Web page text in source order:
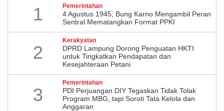
1 Pemerintahan
4 Agustus 1945, Bung Karno Mengambil Peran
Sentral Mematangkan Format PPKI
2
Kerakyatan
DPRD Lampung Dorong Penguatan HKTI
untuk Tingkatkan Pendapatan dan
Kesejahteraan Petani
3
Pemerintahan
PDI Perjuangan DIY Tegaskan Tidak Tolak
Program MBG, tapi Soroti Tata Kelola dan
Anggaran